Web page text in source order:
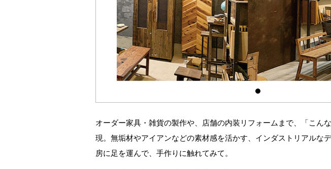
オーダー家具・雑貨の製作や、店舗の内装リフォームまで、「こん
現。無垢材やアイアンなどの素材感を活かす、インダストリアルな
房に足を運んで、手作りに触れてみて。